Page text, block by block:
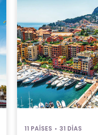
11 PAÍSES 31 DÍAS